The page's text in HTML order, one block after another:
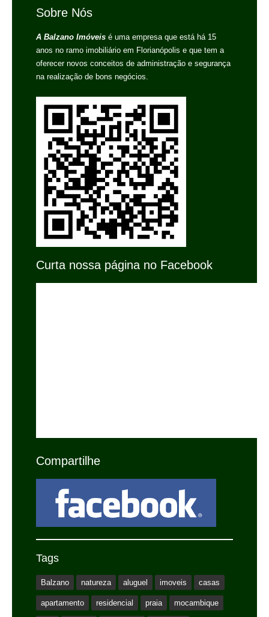
Sobre Nós
A Balzano Imóveis é uma empresa que está há 15
anos no ramo imobiliário em Florianópolis e que tem a
oferecer novos conceitos de administração e segurança
na realização de bons negócios.
Curta nossa página no Facebook
Compartilhe
Tags
Balzano natureza aluguel imoveis casas
apartamento residencial praia mocambique